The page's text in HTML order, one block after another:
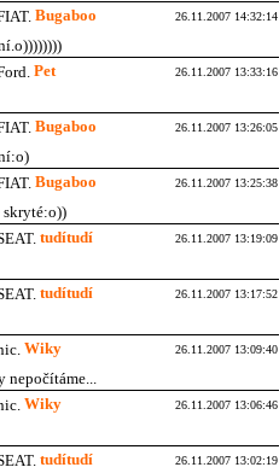
Bugaboo
26.11.2007 14:32:14
Pet
26.11.2007 13:33:16
Bugaboo
26.11.2007 13:26:05
Bugaboo
26.11.2007 13:25:38
skryté:o))
tudítudí
26.11.2007 13:19:09
tudítudí
26.11.2007 13:17:52
Wiky
26.11.2007 13:09:40
nepočítáme...
Wiky
26.11.2007 13:06:46
tudítudí
26.11.2007 13:02:19